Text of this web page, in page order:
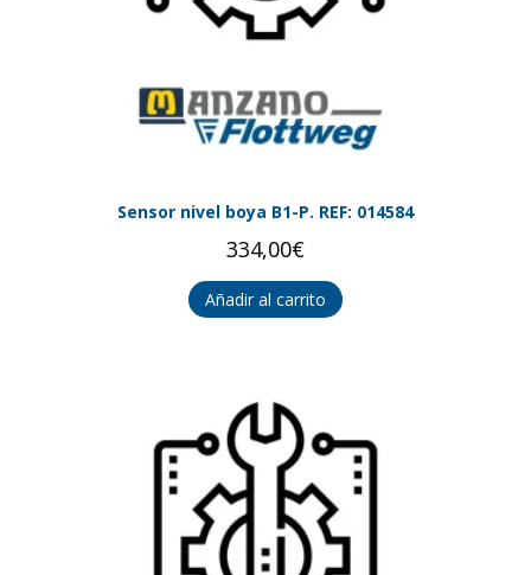
Sensor nivel boya B1-P. REF: 014584
334,00€
Añadir al carrito